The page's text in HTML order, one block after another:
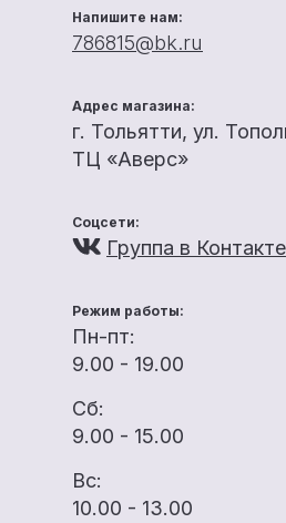
Напишите нам:
786815@bk.ru
Адрес магазина:
г. Тольятти, ул.
ТЦ «Аверс»
Соцсети:
Группа в Контакте
Режим работы:
Пн-пт:
9.00 - 19.00
Сб:
9.00 - 15.00
Вс:
10.00 - 13.00